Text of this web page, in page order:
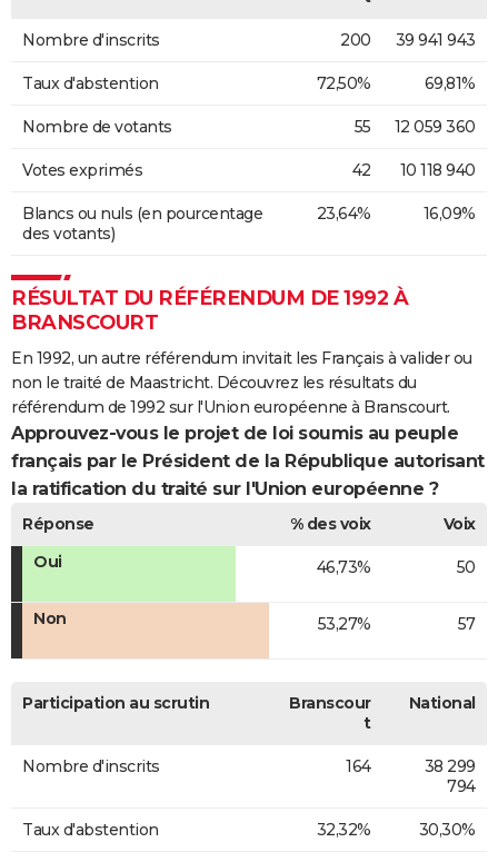
Nombre d'inscrits 200 39 941 943
Taux d'abstention 72,50% 69,81%
Nombre de votants 55 12 059 360
Votes exprimés 42 10 118 940
Blancs ou nuls (en pourcentage
des votants)
23,64% 16,09%
RÉSULTAT DU RÉFÉRENDUM DE 1992 À
BRANSCOURT
En 1992, un autre référendum invitait les Français à valider ou
non le traité de Maastricht. Découvrez les résultats du
référendum de 1992 sur l'Union européenne à Branscourt.
Approuvez-vous le projet de loi soumis au peuple
français par le Président de la République autorisant
la ratification du traité sur l'Union européenne ?
Réponse % des voix
Voix
Oui
46,73% 50
Non 53,27% 57
Participation au scrutin
Branscour
t
National
Nombre d'inscrits 164
38 299
794
Taux d'abstention 32,32% 30,30%